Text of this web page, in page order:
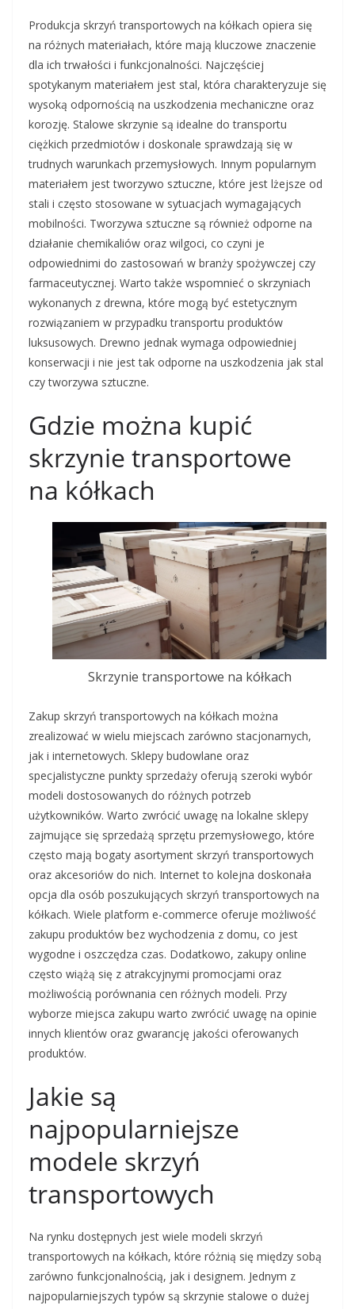
Produkcja skrzyń transportowych na kółkach opiera się
na różnych materiałach, które mają kluczowe znaczenie
dla ich trwałości i funkcjonalności. Najczęściej
spotykanym materiałem jest stal, która charakteryzuje się
wysoką odpornością na uszkodzenia mechaniczne oraz
korozję. Stalowe skrzynie są idealne do transportu
ciężkich przedmiotów i doskonale sprawdzają się w
trudnych warunkach przemysłowych. Innym popularnym
materiałem jest tworzywo sztuczne, które jest lżejsze od
stali i często stosowane w sytuacjach wymagających
mobilności. Tworzywa sztuczne są również odporne na
działanie chemikaliów oraz wilgoci, co czyni je
odpowiednimi do zastosowań w branży spożywczej czy
farmaceutycznej. Warto także wspomnieć o skrzyniach
wykonanych z drewna, które mogą być estetycznym
rozwiązaniem w przypadku transportu produktów
luksusowych. Drewno jednak wymaga odpowiedniej
konserwacji i nie jest tak odporne na uszkodzenia jak stal
czy tworzywa sztuczne.
Gdzie można kupić
skrzynie transportowe
na kółkach
Skrzynie transportowe na kółkach
Zakup skrzyń transportowych na kółkach można
zrealizować w wielu miejscach zarówno stacjonarnych,
jak i internetowych. Sklepy budowlane oraz
specjalistyczne punkty sprzedaży oferują szeroki wybór
modeli dostosowanych do różnych potrzeb
użytkowników. Warto zwrócić uwagę na lokalne sklepy
zajmujące się sprzedażą sprzętu przemysłowego, które
często mają bogaty asortyment skrzyń transportowych
oraz akcesoriów do nich. Internet to kolejna doskonała
opcja dla osób poszukujących skrzyń transportowych na
kółkach. Wiele platform e-commerce oferuje możliwość
zakupu produktów bez wychodzenia z domu, co jest
wygodne i oszczędza czas. Dodatkowo, zakupy online
często wiążą się z atrakcyjnymi promocjami oraz
możliwością porównania cen różnych modeli. Przy
wyborze miejsca zakupu warto zwrócić uwagę na opinie
innych klientów oraz gwarancję jakości oferowanych
produktów.
Jakie są
najpopularniejsze
modele skrzyń
transportowych
Na rynku dostępnych jest wiele modeli skrzyń
transportowych na kółkach, które różnią się między sobą
zarówno funkcjonalnością, jak i designem. Jednym z
najpopularniejszych typów są skrzynie stalowe o dużej